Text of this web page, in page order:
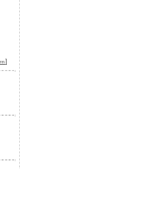
]